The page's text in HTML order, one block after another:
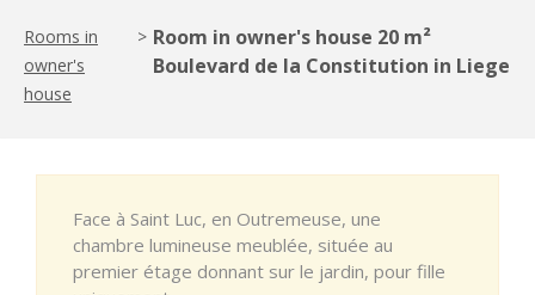
Rooms in
owner's
house
> Room in owner's house 20 m²
Boulevard de la Constitution in Liege
Face à Saint Luc, en Outremeuse, une
chambre lumineuse meublée, située au
premier étage donnant sur le jardin, pour fille